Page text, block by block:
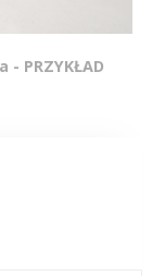
PRZYKŁAD